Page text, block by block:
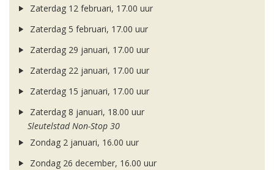
Zaterdag 12 februari, 17.00 uur
Zaterdag 5 februari, 17.00 uur
Zaterdag 29 januari, 17.00 uur
Zaterdag 22 januari, 17.00 uur
Zaterdag 15 januari, 17.00 uur
Zaterdag 8 januari, 18.00 uur
Sleutelstad Non-Stop 30
Zondag 2 januari, 16.00 uur
Zondag 26 december, 16.00 uur